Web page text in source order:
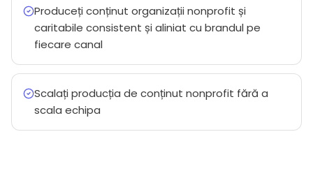
Produceți conținut organizații nonprofit și
caritabile consistent și aliniat cu brandul pe
fiecare canal
Scalați producția de conținut nonprofit fără a
scala echipa